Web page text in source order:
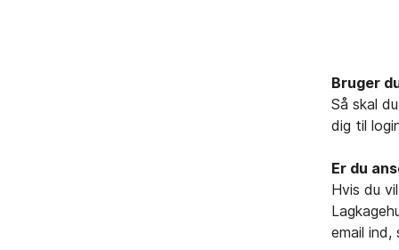
Bruger
Så skal
dig til
Er du
Hvis du
email